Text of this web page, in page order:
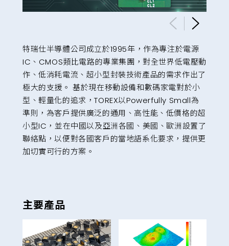
特瑞仕半導體公司成立於1995年，作為專注於電源
IC、CMOS類比電路的專業集團，對全世界低電壓動
作、低消耗電流、超小型封裝技術產品的需求作出了
極大的支援。 基於現在移動設備和數碼家電對於小
型、輕量化的追求，TOREX以Powerfully Small為
準則，為客戶提供廣泛的通用、高性能、低價格的超
小型IC，並在中國以及亞洲各國、美國、歐洲設置了
聯絡點，以便對各國客戶的當地語系化要求，提供更
加切實可行的方案。
主要產品